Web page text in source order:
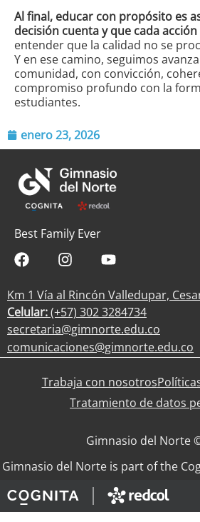
Al final, educar con propósito es
decisión cuenta y que cada
entender que la calidad no se
Y en ese camino, seguimos
comunidad, con convicción,
compromiso profundo con la
estudiantes.
enero 23, 2026
Best Family Ever
Km 1 Vía al Rincón Valledupar,
Celular:(+57) 302 3284734
secretaria@gimnorte.edu.co
comunicaciones@gimnorte.edu.co
Trabaja con nosotros
Tratamiento de datos
Gimnasio del Norte
Gimnasio del Norte is part of the